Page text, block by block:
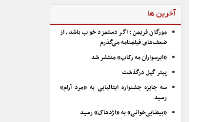
آخرین ها
مورگان فریمن: اگر دستمزد خوب باشد، از
ضعف‌های فیلمنامه می‌گذرم
«ابرسواران مه رکاب» منتشر شد
پیتر گیل درگذشت
سه جایزه جشنواره ایتالیایی به «مرد آرام»
رسید
«بیضایی‌خوانی» به «اژدهاک» رسید